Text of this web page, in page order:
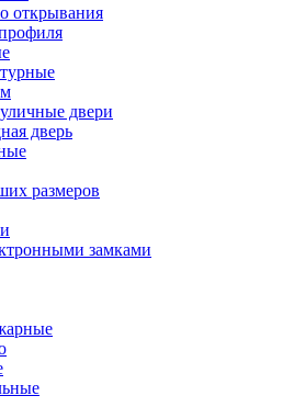
открывания
двери
дверь
размеров
замками